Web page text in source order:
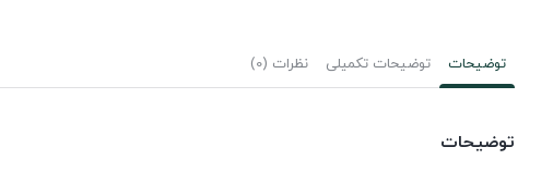
توضیحات توضیحات تکمیلی نظرات (0)
توضیحات